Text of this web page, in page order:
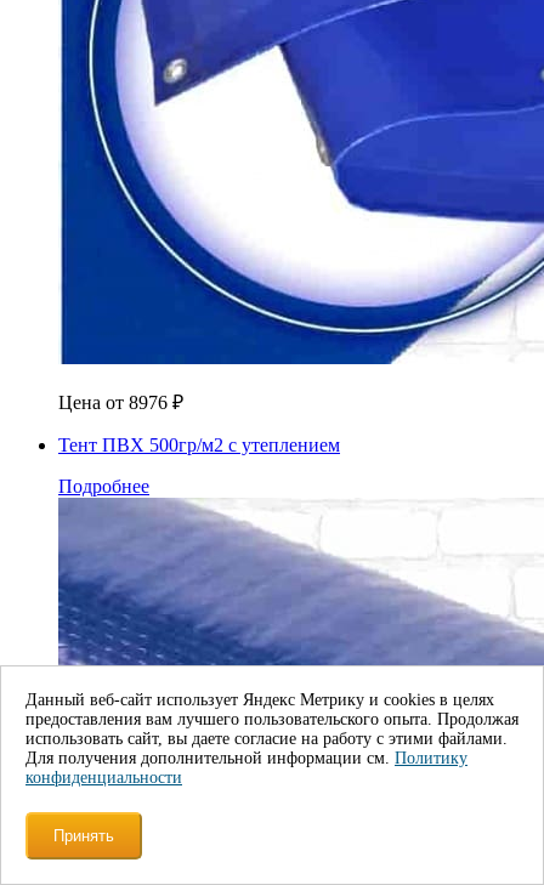
Цена от 8976 ₽
Тент ПВХ 500гр/м2 с утеплением
Подробнее
Данный веб-сайт использует Яндекс Метрику и cookies в целях
предоставления вам лучшего пользовательского опыта. Продолжая
использовать сайт, вы даете согласие на работу с этими файлами.
Для получения дополнительной информации см. Политику
конфиденциальности
Принять